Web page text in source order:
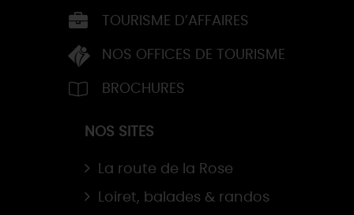
TOURISME D’AFFAIRES
NOS OFFICES DE TOURISME
BROCHURES
NOS SITES
La route de la Rose
Loiret, balades & randos